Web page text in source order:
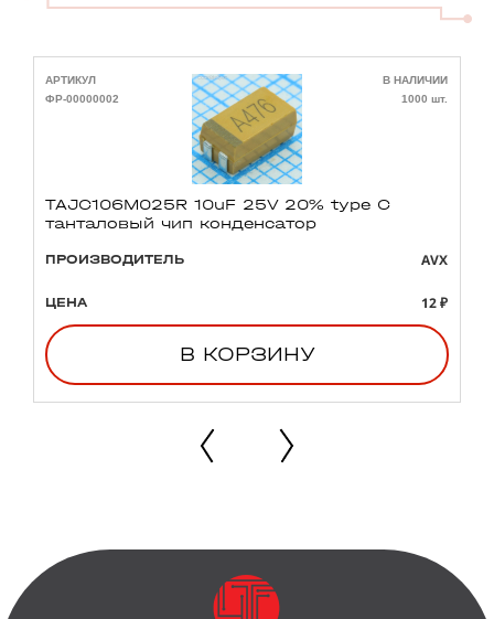
АРТИКУЛ
ФР-00000002
В НАЛИЧИИ
1000 шт.
TAJC106M025R 10uF 25V 20% type C
танталовый чип конденсатор
ПРОИЗВОДИТЕЛЬ AVX
ЦЕНА 12 ₽
В КОРЗИНУ